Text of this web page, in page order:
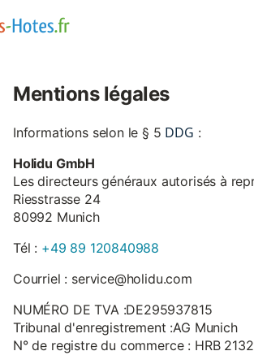
Mentions légales
Informations selon le § 5 DDG :
Holidu GmbH
Les directeurs généraux autorisés à
Riesstrasse 24
80992 Munich
Tél : +49 89 120840988
Courriel : service@holidu.com
NUMÉRO DE TVA :DE295937815
Tribunal d'enregistrement :AG Munich
N° de registre du commerce : HRB